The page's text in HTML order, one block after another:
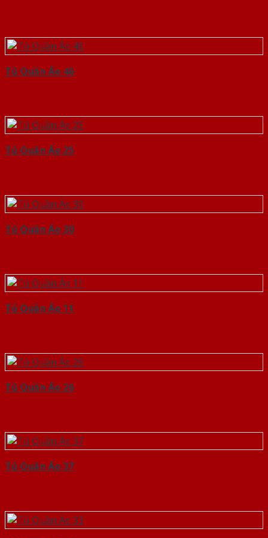
Tủ Quần Áo 46
Tủ Quần Áo 25
Tủ Quần Áo 30
Tủ Quần Áo 11
Tủ Quần Áo 26
Tủ Quần Áo 37